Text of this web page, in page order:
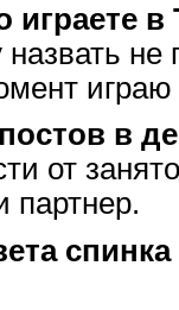
играете
назвать
играю
в
от
партнер.